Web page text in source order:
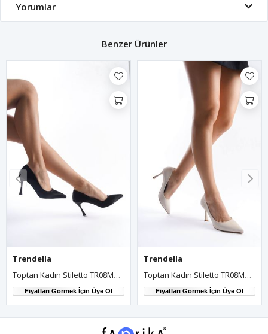
Yorumlar
Benzer Ürünler
Trendella
Trendella